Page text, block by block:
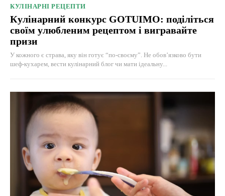
КУЛІНАРНІ РЕЦЕПТИ
Кулінарний конкурс GOTUIMO: поділіться
своїм улюбленим рецептом і вигравайте
призи
У кожного є страва, яку він готує “по-своєму”. Не обов’язково бути
шеф-кухарем, вести кулінарний блог чи мати ідеальну...